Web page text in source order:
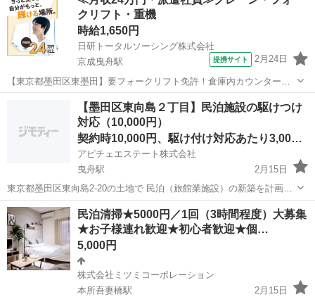
掃結果の報告（指定...クリフト・重機
時給1,650円
日研トータルソーシング株式会社
京成曳舟駅
提携サイト 2月24日
【東京都墨田区東墨田】要フォークリフト免許！倉庫内カウンターフ
ォークリフト作業《お仕事No.5A1225-JS》 お仕事について フォーク
リフトでの運搬業務（カウンター）です。トラックから製品（びんや
材料）を積み下ろす作業...
京成曳舟駅 その他
【墨田区東向島２丁目】民泊施設の駆けつけ
対応（10,000円）
契約時10,000円、駆け付け対応あたり3,000円
アピチェエステート株式会社
曳舟駅
2月15日
東京都墨田区東向島2-20の土地で 民泊（旅館業施設）の新築を計画す
るにあたり、 法令対応として現地に駆けつけ対応をしていただけるか
たを募集いたします。 実際の駆けつけ業務はほとんど発生しない想定
ですが、 も...
東京 墨田区 曳舟駅 その他
民泊清掃★5000円／1回（3時間程度）大募集
★お子様連れ歓迎★初心者歓迎★個…
5,000円
株式会社ミツミコーポレーション
本所吾妻橋駅
2月15日